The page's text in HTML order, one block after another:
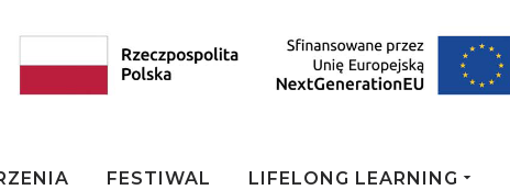
FESTIWAL LIFELONG LEARNING